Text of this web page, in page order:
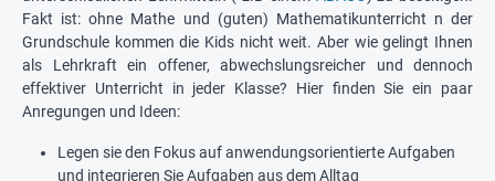
Fakt ist: ohne Mathe und (guten) Mathematikunterricht n der
Grundschule kommen die Kids nicht weit. Aber wie gelingt Ihnen
als Lehrkraft ein offener, abwechslungsreicher und dennoch
effektiver Unterricht in jeder Klasse? Hier finden Sie ein paar
Anregungen und Ideen:
Legen sie den Fokus auf anwendungsorientierte Aufgaben
und integrieren Sie Aufgaben aus dem Alltag